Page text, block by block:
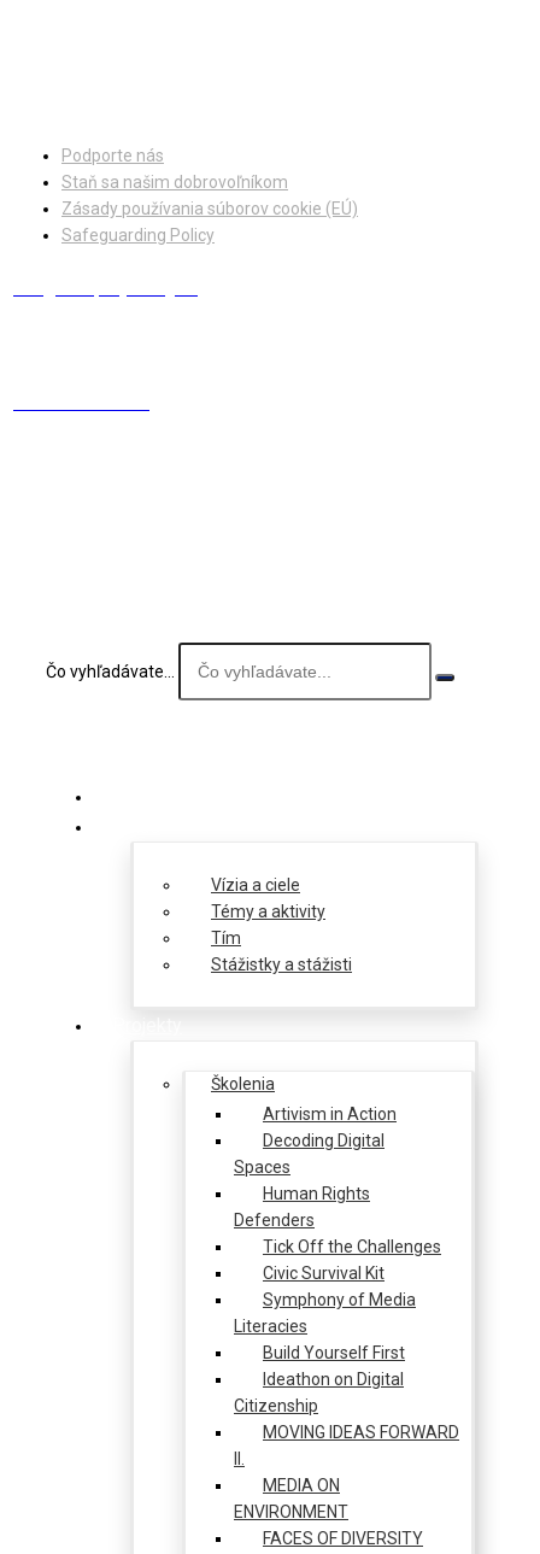
Podporte nás
Staň sa našim dobrovoľníkom
Zásady používania súborov cookie (EÚ)
Safeguarding Policy
Čo vyhľadávate...
Vízia a ciele
Témy a aktivity
Tím
Stážistky a stážisti
Školenia
Artivism in Action
Decoding Digital
Spaces
Human Rights
Defenders
Tick Off the Challenges
Civic Survival Kit
Symphony of Media
Literacies
Build Yourself First
Ideathon on Digital
Citizenship
MOVING IDEAS FORWARD
MEDIA ON
ENVIRONMENT
FACES OF DIVERSITY